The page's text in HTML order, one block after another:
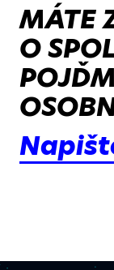
MÁTE
O